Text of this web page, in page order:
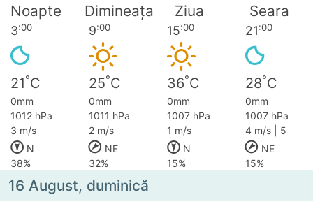
Noapte Dimineața Ziua Seara
3:00 9:00 15:00 21:00
21°C 25°C 36°C 28°C
0mm 0mm 0mm
0mm
1012 hPa
1011 hPa 1007 hPa
1007 hPa
3 m/s
2 m/s 1 m/s
4 m/s | 5
N
NE N
NE
38%
32% 15% 15%
16 August, duminică